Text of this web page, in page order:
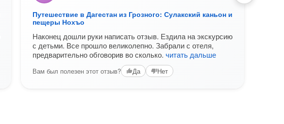
Путешествие в Дагестан из Грозного: Сулакский каньон и
пещеры Нохъо
Наконец дошли руки написать отзыв. Ездила на экскурсию
с детьми. Все прошло великолепно. Забрали с отеля,
предварительно обговорив во сколько. читать дальше
Вам был полезен этот отзыв? Да Нет